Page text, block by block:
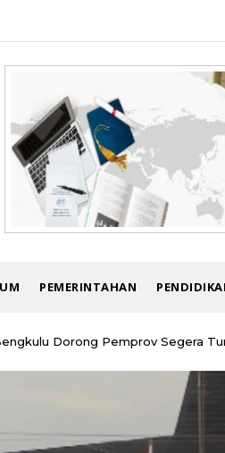
PEMERINTAHAN
Dorong Pemprov Segera